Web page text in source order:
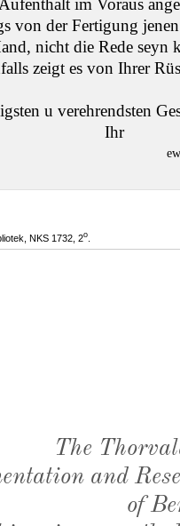
im Voraus
von der Fertigung
nicht die Rede seyn
zeigt es von Ihrer
u verehrendsten
Ihr
NKS 1732 , 2o
The
and
of